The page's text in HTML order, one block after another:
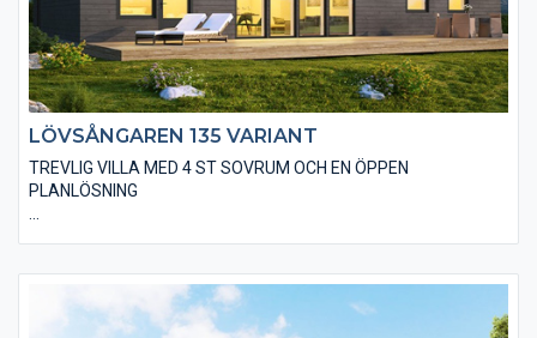
LÖVSÅNGAREN 135 VARIANT
TREVLIG VILLA MED 4 ST SOVRUM OCH EN ÖPPEN
PLANLÖSNING
vardagsrummet med högt uppsatta fönster. Huset blir extra
snyggt med falusvart träpanel, svarta fönster och dörrar.
Naturligtvis finns en mängd olika kulör- och materialalternativ